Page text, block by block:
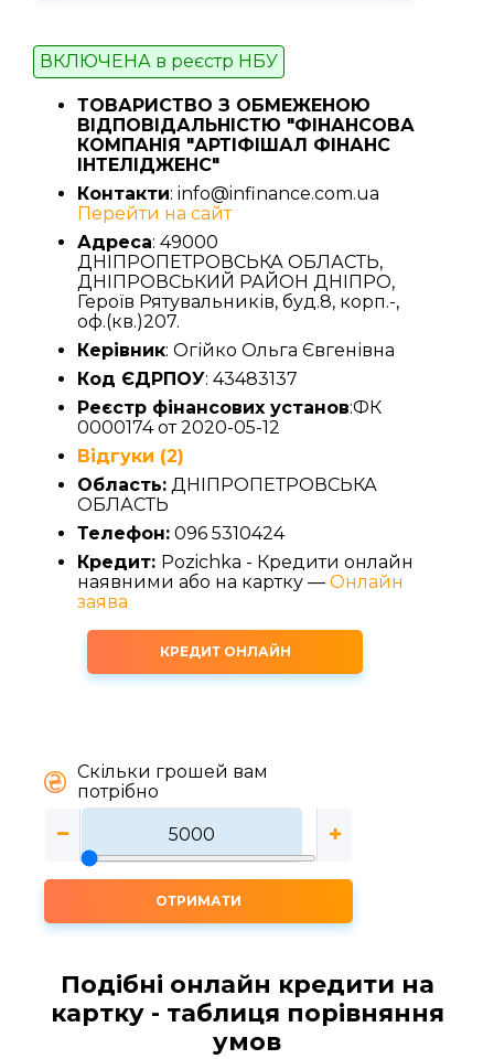
ВКЛЮЧЕНА в реєстр НБУ
ТОВАРИСТВО З ОБМЕЖЕНОЮ
ВІДПОВІДАЛЬНІСТЮ "ФІНАНСОВА
КОМПАНІЯ "АРТІФІШАЛ ФІНАНС
ІНТЕЛІДЖЕНС"
Контакти: info@infinance.com.ua
Перейти на сайт
Адреса: 49000
ДНІПРОПЕТРОВСЬКА ОБЛАСТЬ,
ДНІПРОВСЬКИЙ РАЙОН ДНІПРО,
Героїв Рятувальників, буд.8, корп.-,
оф.(кв.)207.
Керівник: Огійко Ольга Євгенівна
Код ЄДРПОУ: 43483137
Реєстр фінансових установ:ФК
0000174 от 2020-05-12
Відгуки (2)
Область: ДНІПРОПЕТРОВСЬКА
ОБЛАСТЬ
Телефон: 096 5310424
Кредит: Pozichka - Кредити онлайн
наявними або на картку — Онлайн
заява
КРЕДИТ ОНЛАЙН
Скільки грошей вам
потрібно
ОТРИМАТИ
Подібні онлайн кредити на
картку - таблиця порівняння
умов